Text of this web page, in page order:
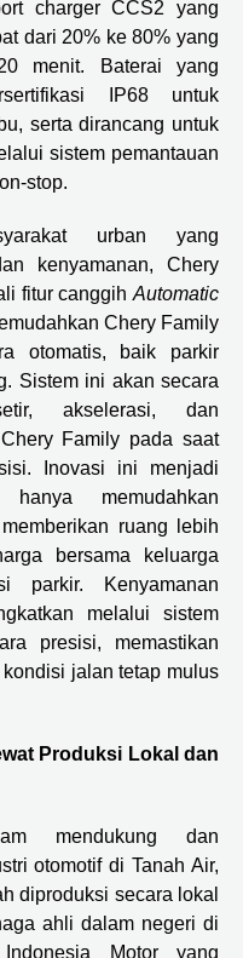
charger CCS2 yang
dari 20% ke 80% yang
menit. Baterai yang
IP68 untuk
serta dirancang untuk
sistem pemantauan
stop.
urban yang
kenyamanan, Chery
fitur canggih Automatic
Chery Family
otomatis, baik parkir
Sistem ini akan secara
akselerasi, dan
Family pada saat
Inovasi ini menjadi
memudahkan
ruang lebih
bersama keluarga
parkir. Kenyamanan
melalui sistem
presisi, memastikan
jalan tetap mulus
Produksi Lokal dan
mendukung dan
otomotif di Tanah Air,
diproduksi secara lokal
ahli dalam negeri di
Motor yang